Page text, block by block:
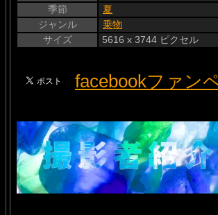
季節
夏
ジャンル
乗物
サイズ
5616 x 3744 ピクセル
facebookファン